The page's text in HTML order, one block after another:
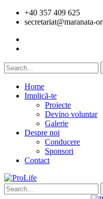
+40 357 409 625
secretariat@maranata-
Home
Implică-te
Proiecte
Devino voluntar
Galerie
Despre noi
Conducere
Sponsori
Contact